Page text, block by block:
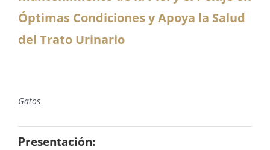
Óptimas Condiciones y Apoya la Salud
del Trato Urinario
Gatos
Presentación: